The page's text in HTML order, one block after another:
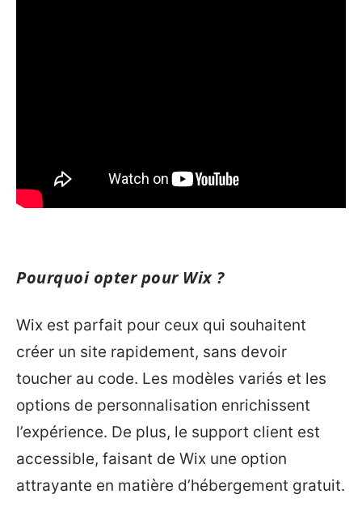
Pourquoi opter pour Wix ?
Wix est parfait pour ceux qui souhaitent
créer un site rapidement, sans devoir
toucher au code. Les modèles variés et les
options de personnalisation enrichissent
l’expérience. De plus, le support client est
accessible, faisant de Wix une option
attrayante en matière d’hébergement gratuit.